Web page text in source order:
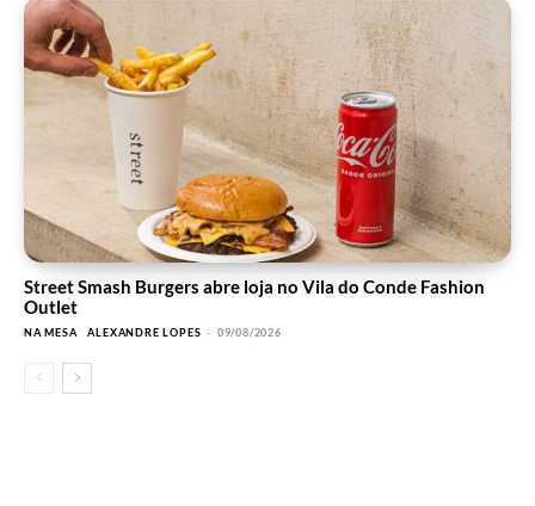
Street Smash Burgers abre loja no Vila do Conde Fashion
Outlet
NA MESA ALEXANDRE LOPES - 09/08/2026